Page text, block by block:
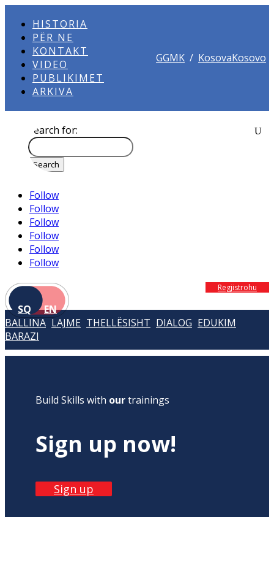
HISTORIA
PËR NE
KONTAKT
VIDEO
PUBLIKIMET
ARKIVA
GGMK / KosovaKosovo
Search for:
Follow
Follow
Follow
Follow
Follow
Follow
SQ EN
Regjistrohu
BALLINA LAJME THELLËSISHT DIALOG EDUKIM
BARAZI
Build Skills with ourtrainings
Sign up now!
Sign up